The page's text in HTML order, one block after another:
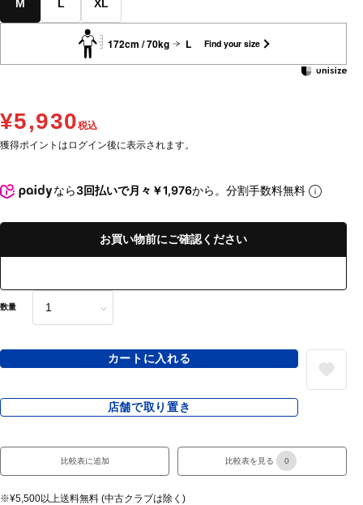
M L XL
172cm / 70kg L Find your size
¥5,930税込
獲得ポイントはログイン後に表示されます。
なら3回払いで月々￥1,976から。分割手数料無料
お買い物前にご確認ください
数量
カートに入れる
店舗で取り置き
比較表に追加 比較表を見る 0
※¥5,500以上送料無料 (中古クラブは除く)